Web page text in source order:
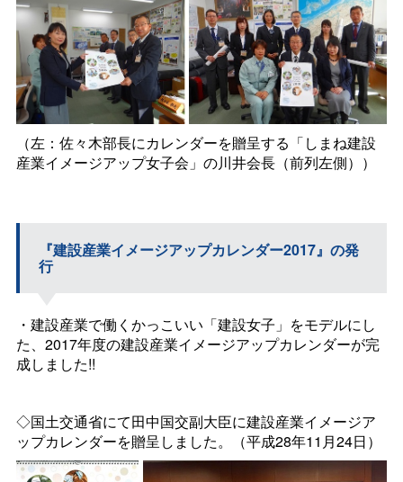
（左：佐々木部長にカレンダーを贈呈する「しまね建設
産業イメージアップ女子会」の川井会長（前列左側））
『建設産業イメージアップカレンダー2017』の発
行
・建設産業で働くかっこいい「建設女子」をモデルにし
た、2017年度の建設産業イメージアップカレンダーが完
成しました!!
◇国土交通省にて田中国交副大臣に建設産業イメージア
ップカレンダーを贈呈しました。（平成28年11月24日）